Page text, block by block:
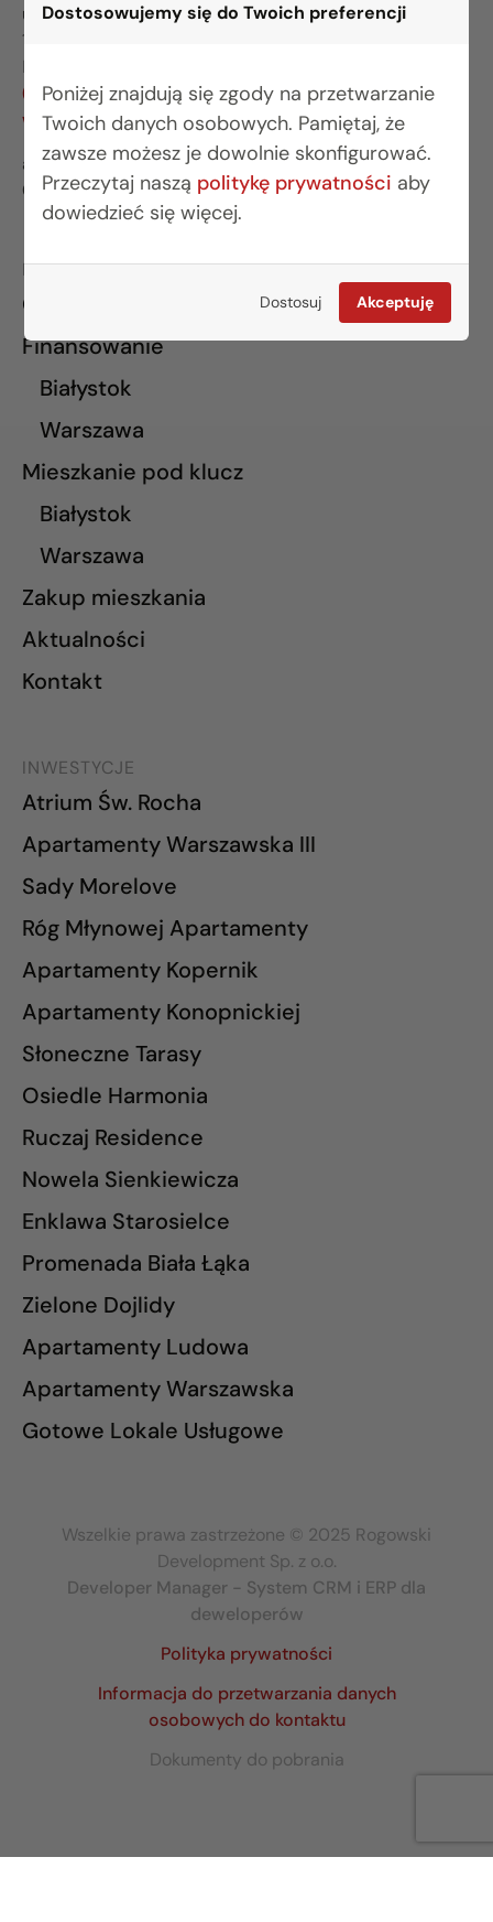
Dostosowujemy się do Twoich preferencji
Poniżej znajdują się zgody na przetwarzanie
Twoich danych osobowych. Pamiętaj, że
zawsze możesz je dowolnie skonfigurować.
Przeczytaj naszą politykę prywatności aby
dowiedzieć się więcej.
Dostosuj Akceptuję
ul. Legionowa 28 lok. 202
15-281 Białystok
BIURO WARSZAWA
(22) 642 03 55
warszawa@rogowskidevelopment.pl
al. Wilanowska 67E lok. U5
02-765 Warszawa
INFORMACJE
O nas
Finansowanie
Białystok
Warszawa
Mieszkanie pod klucz
Białystok
Warszawa
Zakup mieszkania
Aktualności
Kontakt
INWESTYCJE
Atrium Św. Rocha
Apartamenty Warszawska III
Sady Morelove
Róg Młynowej Apartamenty
Apartamenty Kopernik
Apartamenty Konopnickiej
Słoneczne Tarasy
Osiedle Harmonia
Ruczaj Residence
Nowela Sienkiewicza
Enklawa Starosielce
Promenada Biała Łąka
Zielone Dojlidy
Apartamenty Ludowa
Apartamenty Warszawska
Gotowe Lokale Usługowe
Wszelkie prawa zastrzeżone © 2025 Rogowski
Development Sp. z o.o.
Developer Manager - System CRM i ERP dla
deweloperów
Polityka prywatności
Informacja do przetwarzania danych
osobowych do kontaktu
Dokumenty do pobrania